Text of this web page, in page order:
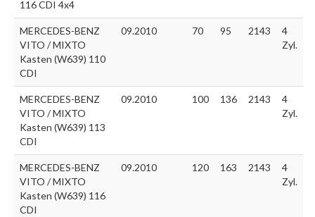
116 CDI 4x4
MERCEDES-BENZ
VITO / MIXTO
Kasten (W639) 110
CDI
09.2010 70 95 2143
4
Zyl.
MERCEDES-BENZ
VITO / MIXTO
Kasten (W639) 113
CDI
09.2010 100 136 2143
4
Zyl.
MERCEDES-BENZ
VITO / MIXTO
Kasten (W639) 116
CDI
09.2010 120 163 2143
4
Zyl.